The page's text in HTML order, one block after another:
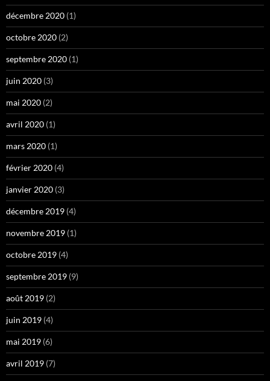
décembre 2020 (1)
octobre 2020 (2)
septembre 2020 (1)
juin 2020 (3)
mai 2020 (2)
avril 2020 (1)
mars 2020 (1)
février 2020 (4)
janvier 2020 (3)
décembre 2019 (4)
novembre 2019 (1)
octobre 2019 (4)
septembre 2019 (9)
août 2019 (2)
juin 2019 (4)
mai 2019 (6)
avril 2019 (7)